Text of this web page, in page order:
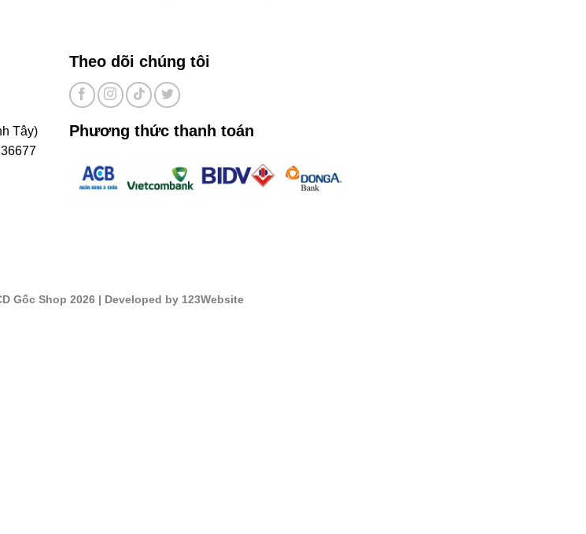
Tây)
Theo dõi chúng tôi
Phương thức thanh toán
Gốc Shop 2026| Developed by 123Website